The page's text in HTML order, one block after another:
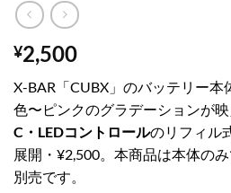
¥2,500
X-BAR「CUBX」のバッテリー本
色〜ピンクのグラデーションが映
C・LEDコントロールのリフィル
展開・¥2,500。本商品は本体のみ
別売です。